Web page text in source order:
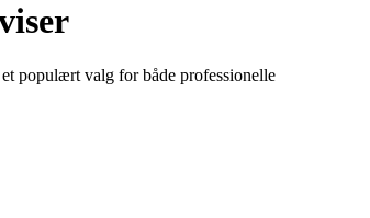
populært valg for både professionelle